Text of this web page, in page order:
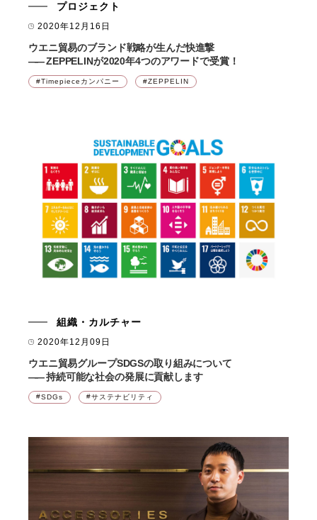
プロジェクト
2020年12月16日
ウエニ貿易のブランド戦略が生んだ快進撃
―― ZEPPELINが2020年4つのアワードで受賞！
Timepieceカンパニー ZEPPELIN
組織・カルチャー
2020年12月09日
ウエニ貿易グループSDGSの取り組みについて
―― 持続可能な社会の発展に貢献します
SDGs サステナビリティ